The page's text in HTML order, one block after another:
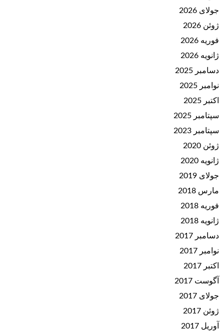
جولای 2026
ژوئن 2026
فوریه 2026
ژانویه 2026
دسامبر 2025
نوامبر 2025
اکتبر 2025
سپتامبر 2025
سپتامبر 2023
ژوئن 2020
ژانویه 2020
جولای 2019
مارس 2018
فوریه 2018
ژانویه 2018
دسامبر 2017
نوامبر 2017
اکتبر 2017
آگوست 2017
جولای 2017
ژوئن 2017
آوریل 2017